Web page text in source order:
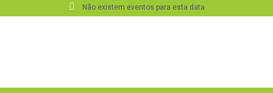
Não existem eventos para esta data